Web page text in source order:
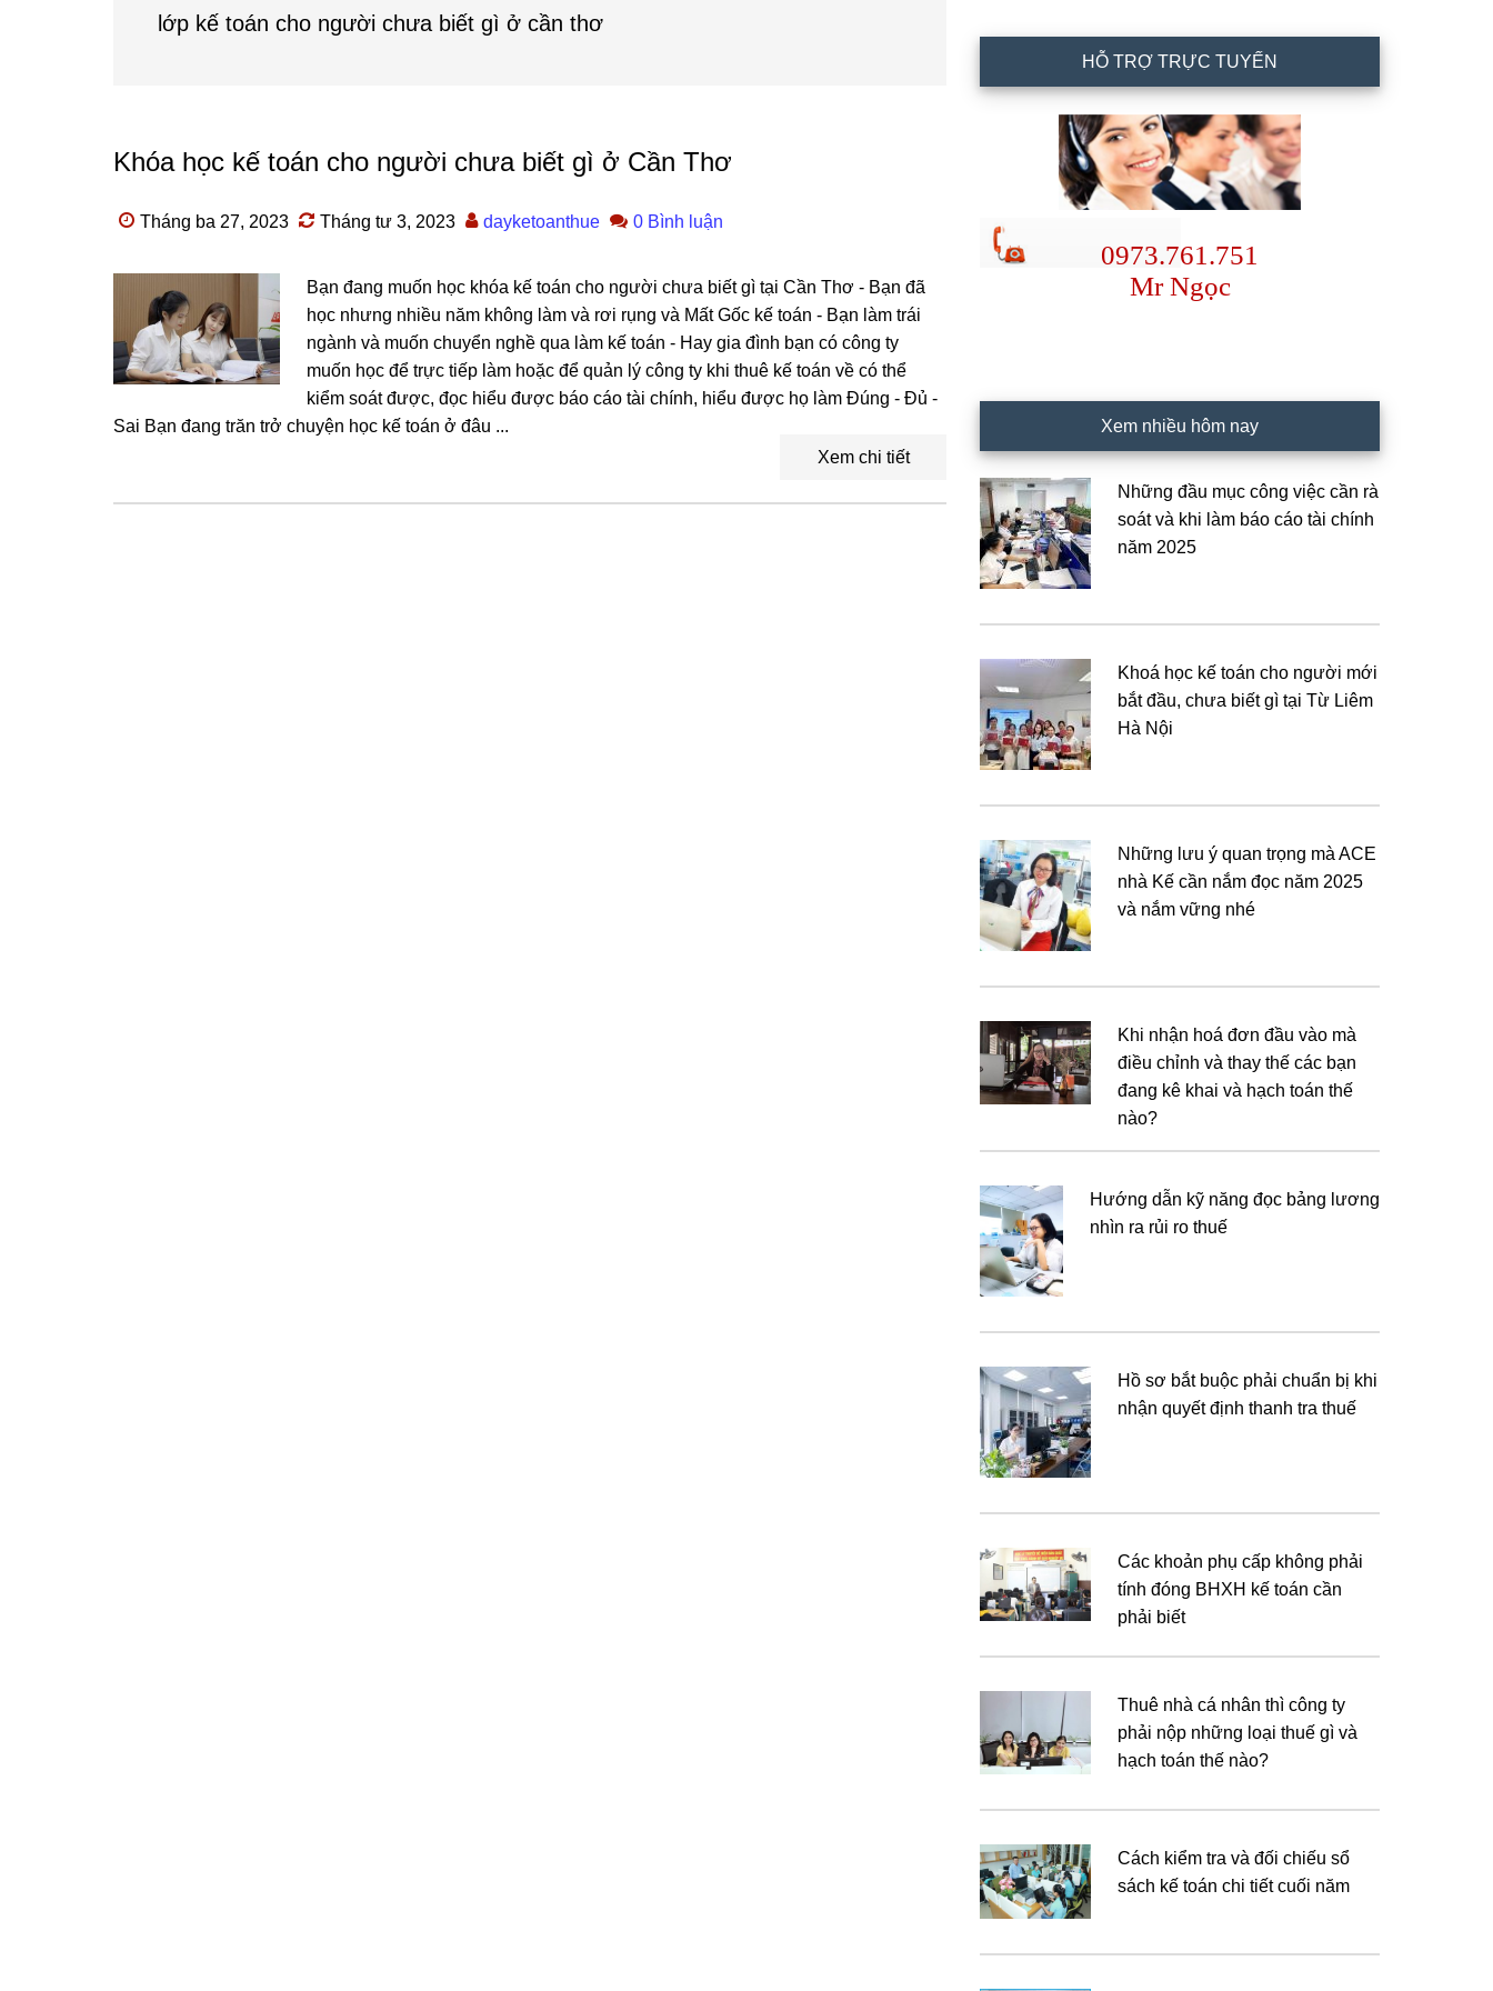
lớp kế toán cho người chưa biết gì ở cần thơ
Khóa học kế toán cho người chưa biết gì ở Cần Thơ
Tháng ba 27, 2023 Tháng tư 3, 2023 dayketoanthue 0 Bình luận
Bạn đang muốn học khóa kế toán cho người chưa biết gì tại Cần Thơ - Bạn đã
học nhưng nhiều năm không làm và rơi rụng và Mất Gốc kế toán - Bạn làm trái
ngành và muốn chuyển nghề qua làm kế toán - Hay gia đình bạn có công ty
muốn học để trực tiếp làm hoặc để quản lý công ty khi thuê kế toán về có thể
kiểm soát được, đọc hiểu được báo cáo tài chính, hiểu được họ làm Đúng - Đủ -
Sai Bạn đang trăn trở chuyện học kế toán ở đâu ...
Xem chi tiết
HỖ TRỢ TRỰC TUYẾN
0973.761.751
Mr Ngọc
Xem nhiều hôm nay
Những đầu mục công việc cần rà
soát và khi làm báo cáo tài chính
năm 2025
Khoá học kế toán cho người mới
bắt đầu, chưa biết gì tại Từ Liêm
Hà Nội
Những lưu ý quan trọng mà ACE
nhà Kế cần nắm đọc năm 2025
và nắm vững nhé
Khi nhận hoá đơn đầu vào mà
điều chỉnh và thay thế các bạn
đang kê khai và hạch toán thế
nào?
Hướng dẫn kỹ năng đọc bảng lương
nhìn ra rủi ro thuế
Hồ sơ bắt buộc phải chuẩn bị khi
nhận quyết định thanh tra thuế
Các khoản phụ cấp không phải
tính đóng BHXH kế toán cần
phải biết
Thuê nhà cá nhân thì công ty
phải nộp những loại thuế gì và
hạch toán thế nào?
Cách kiểm tra và đối chiếu sổ
sách kế toán chi tiết cuối năm